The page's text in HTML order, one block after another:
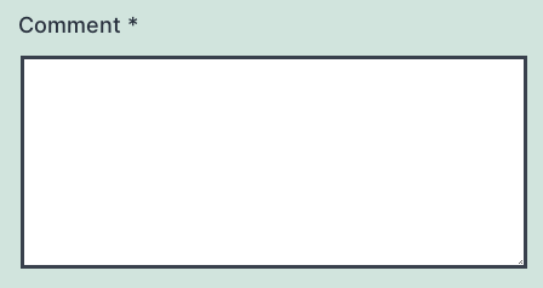
Comment *